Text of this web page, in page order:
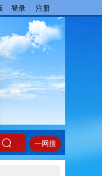
登录 注册
一网搜